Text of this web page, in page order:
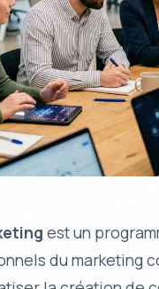
est un
du marketing